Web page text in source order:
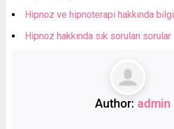
Hipnoz ve hipnoterapi hakkında bilgi
Hipnoz hakkında sık sorulan sorular
Author: admin